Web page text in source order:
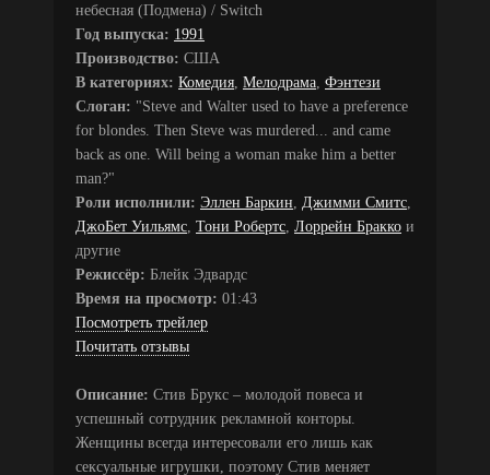
небесная (Подмена) / Switch
Год выпуска: 1991
Производство: США
В категориях: Комедия Мелодрама Фэнтези
Слоган: "Steve and Walter used to have a preference
for blondes. Then Steve was murdered... and came
back as one. Will being a woman make him a better
man?"
Роли исполнили: Эллен Баркин Джимми Смитс
ДжоБет Уильямс Тони Робертс Лоррейн Бракко и
другие
Режиссёр: Блейк Эдвардс
Время на просмотр: 01:43
Посмотреть трейлер
Почитать отзывы
Описание: Стив Брукс – молодой повеса и
успешный сотрудник рекламной конторы.
Женщины всегда интересовали его лишь как
сексуальные игрушки, поэтому Стив меняет